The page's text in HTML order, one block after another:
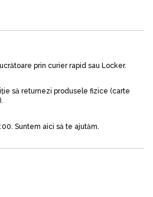
prin curier rapid sau Locker.
să returnezi produsele fizice (carte
Suntem aici să te ajutăm.